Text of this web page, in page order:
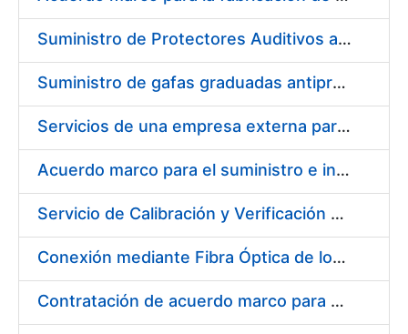
Suministro de Protectores Auditivos a medida para las personas trabajadoras de los Centros de Trabajo de Madrid y Burgos
Suministro de gafas graduadas antiproyecciones para los trabajadores de la FNMT-RCM en los centros de trabajo de Madrid y Burgos
Servicios de una empresa externa para el asesoramiento y resolución de los recursos de alzada que se presentan relacionados con procesos de selección para la FNMT-RCM
Acuerdo marco para el suministro e instalación de persianas, estores y otros complementos
Servicio de Calibración y Verificación Externa de los Equipos de Medición del Servicio de Prevención de la FNMT-RCM
Conexión mediante Fibra Óptica de los Centros de Proceso de Datos (CPDs) de las sedes de la FNMT-RCM de Burgos y Madrid
Contratación de acuerdo marco para el Suministro de Material de Electricidad para la Fábrica Nacional de Moneda y Timbre-Real Casa de la Moneda en su centro de trabajo de Burgos